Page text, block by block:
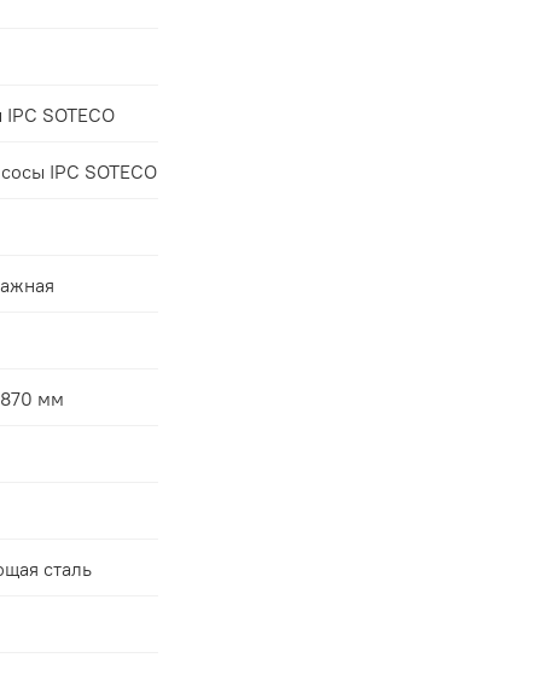
SOTECO
IPC SOTECO
мм
сталь